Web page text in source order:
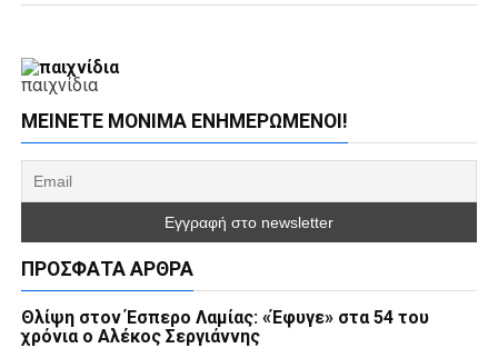
παιχνίδια
ΜΕΊΝΕΤΕ ΜΌΝΙΜΑ ΕΝΗΜΕΡΏΜΕΝΟΙ!
ΠΡΌΣΦΑΤΑ ΆΡΘΡΑ
Θλίψη στον Έσπερο Λαμίας: «Έφυγε» στα 54 του
χρόνια ο Αλέκος Σεργιάννης